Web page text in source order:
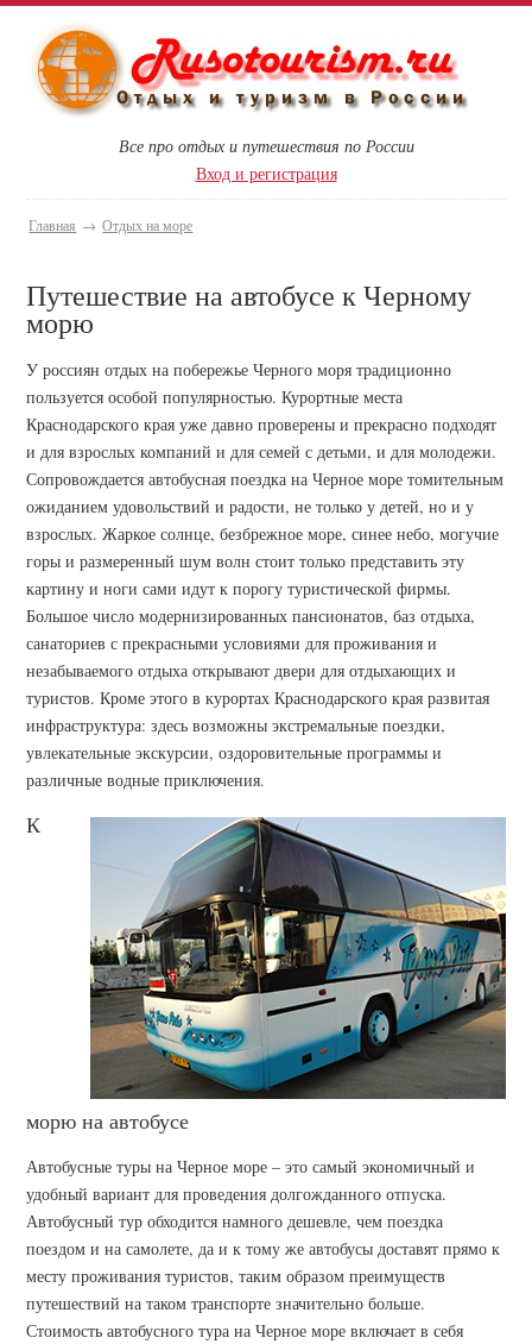
Все про отдых и путешествия по России
Вход и регистрация
Главная → Отдых на море
Путешествие на автобусе к Черному
морю
У россиян отдых на побережье Черного моря традиционно
пользуется особой популярностью. Курортные места
Краснодарского края уже давно проверены и прекрасно подходят
и для взрослых компаний и для семей с детьми, и для молодежи.
Сопровождается автобусная поездка на Черное море томительным
ожиданием удовольствий и радости, не только у детей, но и у
взрослых. Жаркое солнце, безбрежное море, синее небо, могучие
горы и размеренный шум волн стоит только представить эту
картину и ноги сами идут к порогу туристической фирмы.
Большое число модернизированных пансионатов, баз отдыха,
санаториев с прекрасными условиями для проживания и
незабываемого отдыха открывают двери для отдыхающих и
туристов. Кроме этого в курортах Краснодарского края развитая
инфраструктура: здесь возможны экстремальные поездки,
увлекательные экскурсии, оздоровительные программы и
различные водные приключения.
К
морю на автобусе
Автобусные туры на Черное море – это самый экономичный и
удобный вариант для проведения долгожданного отпуска.
Автобусный тур обходится намного дешевле, чем поездка
поездом и на самолете, да и к тому же автобусы доставят прямо к
месту проживания туристов, таким образом преимуществ
путешествий на таком транспорте значительно больше.
Стоимость автобусного тура на Черное море включает в себя